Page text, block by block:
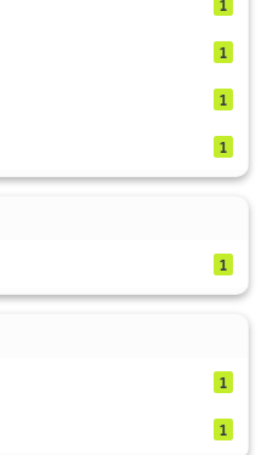
1
1
1
1
1
1